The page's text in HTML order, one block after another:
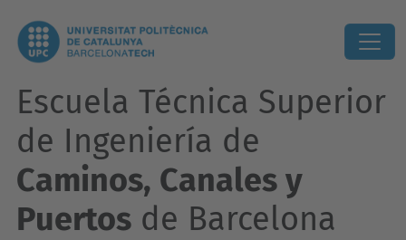
Escuela Técnica Superior
de Ingeniería de
Caminos, Canales y
Puertos de Barcelona